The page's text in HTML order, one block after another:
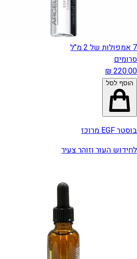
7 אמפולות של 2 מ"ל
סרומים
הוסף לסל
בוסטר EGF מרוכז
לחידוש העור וזוהר צעיר